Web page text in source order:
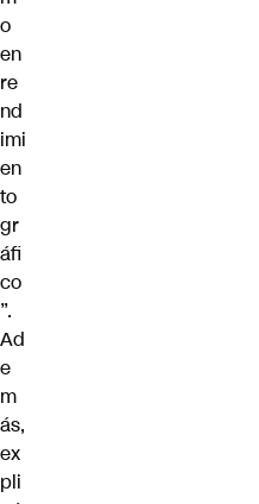
o
en
re
nd
imi
en
to
gr
áfi
co
”.
Ad
e
m
ás,
ex
pli